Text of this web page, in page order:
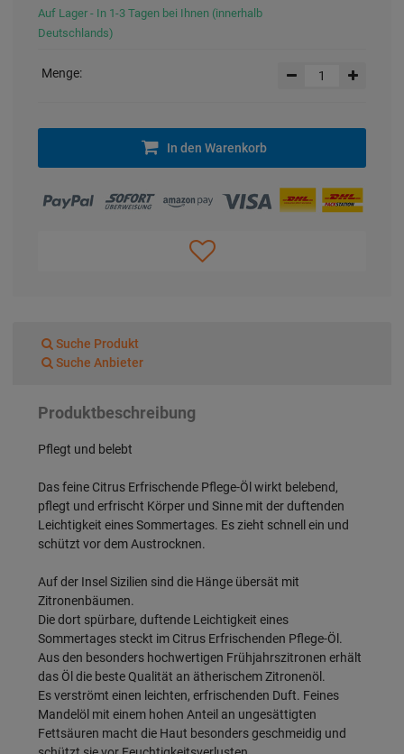
Auf Lager - In 1-3 Tagen bei Ihnen (innerhalb
Deutschlands)
Menge:
In den Warenkorb
Suche Produkt
Suche Anbieter
Produktbeschreibung
Pflegt und belebt
Das feine Citrus Erfrischende Pflege-Öl wirkt belebend,
pflegt und erfrischt Körper und Sinne mit der duftenden
Leichtigkeit eines Sommertages. Es zieht schnell ein und
schützt vor dem Austrocknen.
Auf der Insel Sizilien sind die Hänge übersät mit
Zitronenbäumen.
Die dort spürbare, duftende Leichtigkeit eines
Sommertages steckt im Citrus Erfrischenden Pflege-Öl.
Aus den besonders hochwertigen Frühjahrszitronen erhält
das Öl die beste Qualität an ätherischem Zitronenöl.
Es verströmt einen leichten, erfrischenden Duft. Feines
Mandelöl mit einem hohen Anteil an ungesättigten
Fettsäuren macht die Haut besonders geschmeidig und